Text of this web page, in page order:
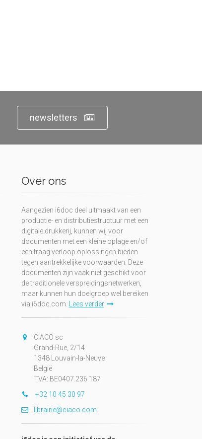
newsletters
Over ons
Aangezien i6doc deel uitmaakt van een
productie- en distributiestructuur met een
digitale drukkerij, kunnen wij voor
documenten met een kleine oplage en/of
een traag verloop oplossingen bieden
tegen aantrekkelijke voorwaarden. Deze
documenten zijn vaak niet geschikt voor
de traditionele verspreidingsnetwerken,
maar kunnen hun doelgroep wel bereiken
via i6doc.com. Lees verder
CIACO sc
Grand-Rue, 2/14
1348 Louvain-la-Neuve
België
TVA: BE0407.236.187
+32 10 45 30 97
librairie@ciaco.com